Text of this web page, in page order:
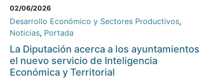
02/06/2026
Desarrollo Económico y Sectores Productivos,
Noticias, Portada
La Diputación acerca a los ayuntamientos
el nuevo servicio de Inteligencia
Económica y Territorial